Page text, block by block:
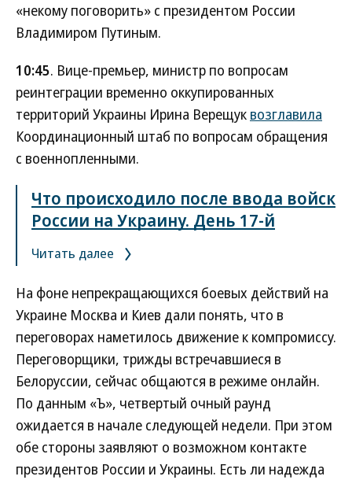
«некому поговорить» с президентом России
Владимиром Путиным.
10:45. Вице-премьер, министр по вопросам
реинтеграции временно оккупированных
территорий Украины Ирина Верещук возглавила
Координационный штаб по вопросам обращения
с военнопленными.
Что происходило после ввода войск
России на Украину. День 17-й
Читать далее
На фоне непрекращающихся боевых действий на
Украине Москва и Киев дали понять, что в
переговорах наметилось движение к компромиссу.
Переговорщики, трижды встречавшиеся в
Белоруссии, сейчас общаются в режиме онлайн.
По данным «Ъ», четвертый очный раунд
ожидается в начале следующей недели. При этом
обе стороны заявляют о возможном контакте
президентов России и Украины. Есть ли надежда